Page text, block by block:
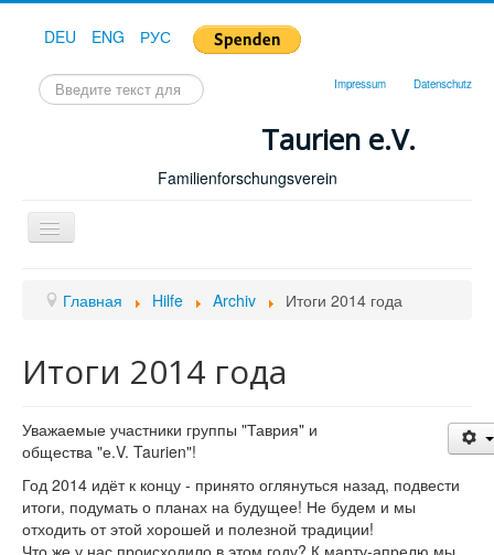
DEU ENG РУС
Искать... Impressum Datenschutz
Taurien e.V.
Familienforschungsverein
Toggle
Navigation
Главная
Hilfe Archiv Итоги 2014 года
Итоги 2014 года
Уважаемые участники группы "Таврия" и
общества "е.V. Taurien"!
Год 2014 идёт к концу - принято оглянуться назад, подвести
итоги, подумать о планах на будущее! Не будем и мы
отходить от этой хорошей и полезной традиции!
Что же у нас происходило в этом году? К марту-апрелю мы